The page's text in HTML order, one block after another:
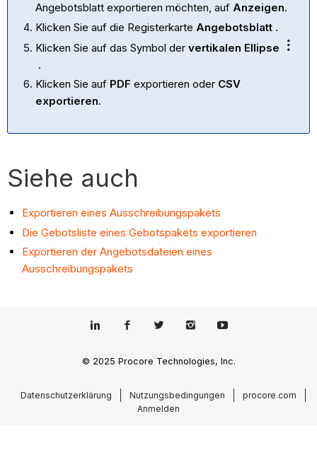
Angebotsblatt exportieren möchten, auf Anzeigen.
Klicken Sie auf die Registerkarte Angebotsblatt .
Klicken Sie auf das Symbol dervertikalen Ellipse
.
Klicken Sie auf PDFexportieren oder CSV
exportieren.
Siehe auch
Exportieren eines Ausschreibungspakets
Die Gebotsliste eines Gebotspakets exportieren
Exportieren der Angebotsdateien eines
Ausschreibungspakets
© 2025 Procore Technologies, Inc.
Datenschutzerklärung Nutzungsbedingungen
procore.com
Anmelden